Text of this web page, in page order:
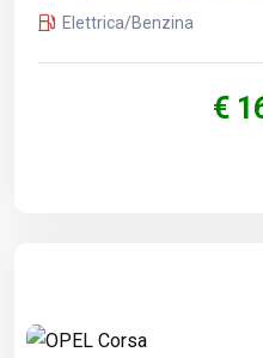
Elettrica/Benzina
€